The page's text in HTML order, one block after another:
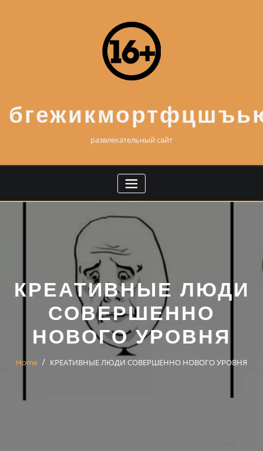
развлекательный сайт
КРЕАТИВНЫЕ ЛЮДИ
СОВЕРШЕННО
НОВОГО УРОВНЯ
Home КРЕАТИВНЫЕ ЛЮДИ СОВЕРШЕННО НОВОГО УРОВНЯ